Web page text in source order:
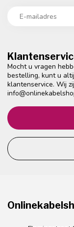
Mocht u vragen
bestelling, kunt u
klantenservice. Wij